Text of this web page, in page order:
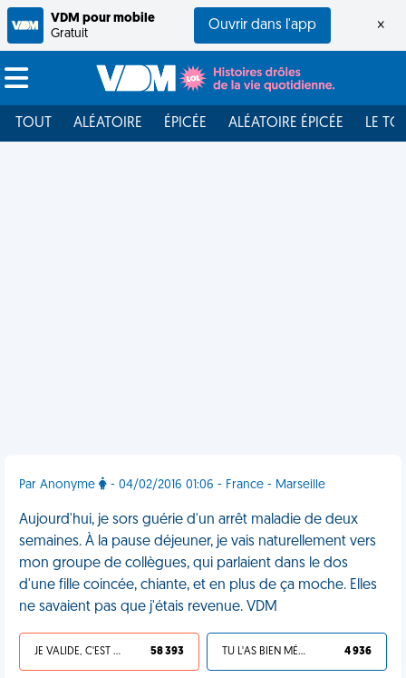
VDM pour mobile
Gratuit
Ouvrir dans l'app ×
TOUT ALÉATOIRE ÉPICÉE ALÉATOIRE ÉPICÉE LE
Par Anonyme - 04/02/2016 01:06 - France - Marseille
Aujourd'hui, je sors guérie d'un arrêt maladie de deux
semaines. À la pause déjeuner, je vais naturellement vers
mon groupe de collègues, qui parlaient dans le dos
d'une fille coincée, chiante, et en plus de ça moche. Elles
ne savaient pas que j'étais revenue. VDM
JE VALIDE, C'EST UNE VDM 58 393 TU L'AS BIEN MÉRITÉ 4 936